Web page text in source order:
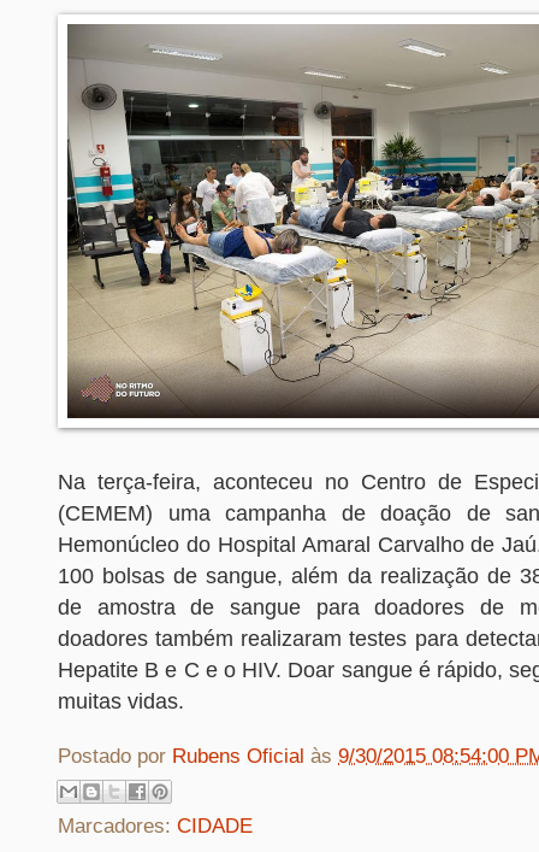
Na terça-feira, aconteceu no Centro de
(CEMEM) uma campanha de doação de
Hemonúcleo do Hospital Amaral Carvalho de
100 bolsas de sangue, além da realização de
de amostra de sangue para doadores de
doadores também realizaram testes para
Hepatite B e C e o HIV. Doar sangue é rápido,
muitas vidas.
Postado por Rubens Oficial às 9/30/2015 08:54:00
Marcadores: CIDADE